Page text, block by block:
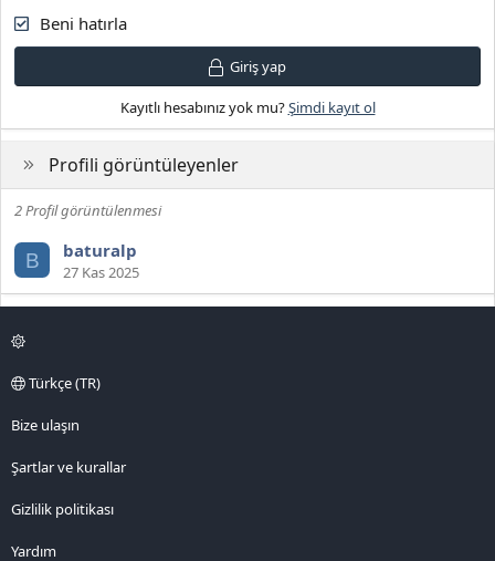
Beni hatırla
Giriş yap
Kayıtlı hesabınız yok mu?Şimdi kayıt ol
Profili görüntüleyenler
2 Profil görüntülenmesi
B baturalp
27 Kas 2025
Türkçe (TR)
Bize ulaşın
Şartlar ve kurallar
Gizlilik politikası
Yardım